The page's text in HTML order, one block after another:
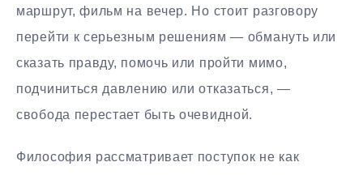
маршрут, фильм на вечер. Но стоит разговору
перейти к серьезным решениям — обмануть или
сказать правду, помочь или пройти мимо,
подчиниться давлению или отказаться, —
свобода перестает быть очевидной.
Философия рассматривает поступок не как